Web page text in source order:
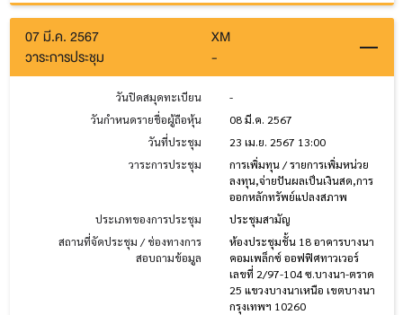
07 มี.ค. 2567
XM
วาระการประชุม
-
วันปิดสมุดทะเบียน
-
วันกำหนดรายชื่อผู้ถือหุ้น
08 มี.ค. 2567
วันที่ประชุม
23 เม.ย. 2567 13:00
วาระการประชุม
การเพิ่มทุน / รายการเพิ่มหน่วย
ลงทุน,จ่ายปันผลเป็นเงินสด,การ
ออกหลักทรัพย์แปลงสภาพ
ประเภทของการประชุม
ประชุมสามัญ
สถานที่จัดประชุม / ช่องทางการ
สอบถามข้อมูล
ห้องประชุมชั้น 18 อาคารบางนา
คอมเพล็กซ์ ออฟฟิศทาวเวอร์
เลขที่ 2/97-104 ซ.บางนา-ตราด
25 แขวงบางนาเหนือ เขตบางนา
กรุงเทพฯ 10260